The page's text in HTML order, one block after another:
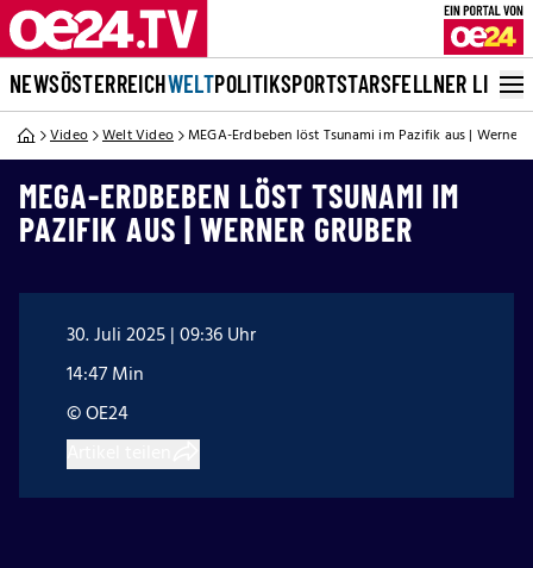
NEWSÖSTERREICHWELTPOLITIKSPORTSTARSFELLNER LIVE
Video Welt Video MEGA-Erdbeben löst Tsunami im Pazifik aus | Werner
MEGA-ERDBEBEN LÖST TSUNAMI IM
PAZIFIK AUS | WERNER GRUBER
30. Juli 2025 | 09:36 Uhr
14:47 Min
© OE24